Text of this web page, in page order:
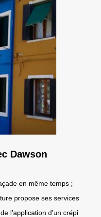
Dawson
en même temps ;
propose ses services
l’application d’un crépi